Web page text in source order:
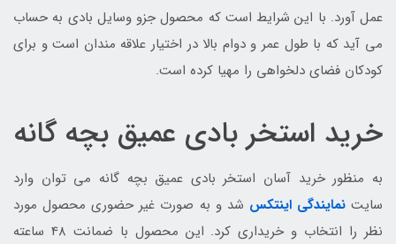
عمل آورد. با این شرایط است که محصول جزو وسایل بادی به حساب
می آید که با طول عمر و دوام بالا در اختیار علاقه مندان است و برای
کودکان فضای دلخواهی را مهیا کرده است.
خرید استخر بادی عمیق بچه گانه
به منظور خرید آسان استخر بادی عمیق بچه گانه می توان وارد
سایتنمایندگی اینتکس شد و به صورت غیر حضوری محصول مورد
نظر را انتخاب و خریداری کرد. این محصول با ضمانت 48 ساعته